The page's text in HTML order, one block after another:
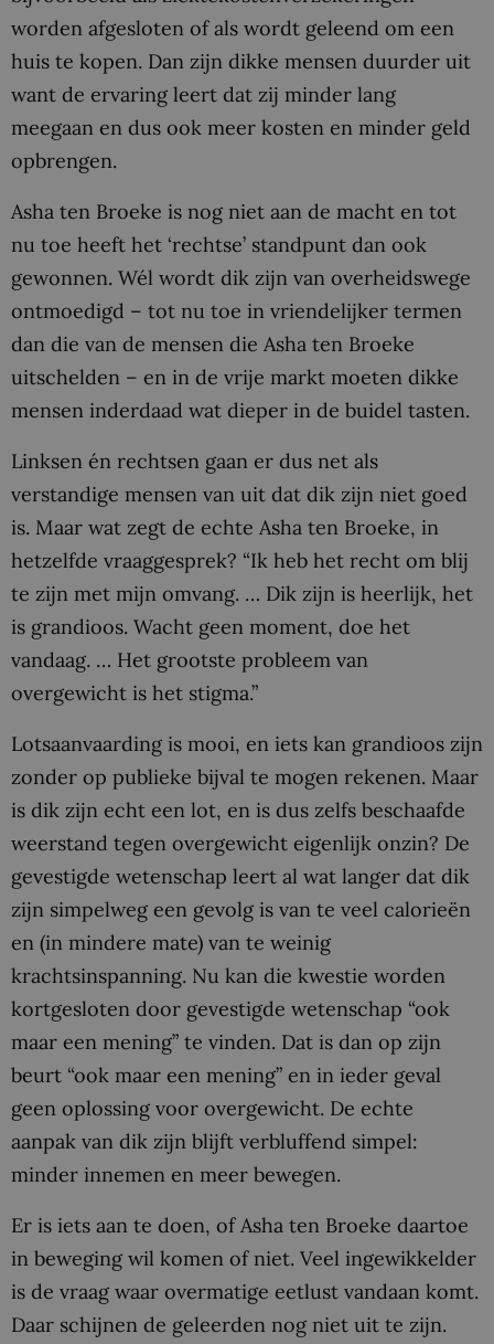
worden afgesloten of als wordt geleend om een
huis te kopen. Dan zijn dikke mensen duurder uit
want de ervaring leert dat zij minder lang
meegaan en dus ook meer kosten en minder geld
opbrengen.
Asha ten Broeke is nog niet aan de macht en tot
nu toe heeft het ‘rechtse’ standpunt dan ook
gewonnen. Wél wordt dik zijn van overheidswege
ontmoedigd – tot nu toe in vriendelijker termen
dan die van de mensen die Asha ten Broeke
uitschelden – en in de vrije markt moeten dikke
mensen inderdaad wat dieper in de buidel tasten.
Linksen én rechtsen gaan er dus net als
verstandige mensen van uit dat dik zijn niet goed
is. Maar wat zegt de echte Asha ten Broeke, in
hetzelfde vraaggesprek? “Ik heb het recht om blij
te zijn met mijn omvang. … Dik zijn is heerlijk, het
is grandioos. Wacht geen moment, doe het
vandaag. … Het grootste probleem van
overgewicht is het stigma.”
Lotsaanvaarding is mooi, en iets kan grandioos zijn
zonder op publieke bijval te mogen rekenen. Maar
is dik zijn echt een lot, en is dus zelfs beschaafde
weerstand tegen overgewicht eigenlijk onzin? De
gevestigde wetenschap leert al wat langer dat dik
zijn simpelweg een gevolg is van te veel calorieën
en (in mindere mate) van te weinig
krachtsinspanning. Nu kan die kwestie worden
kortgesloten door gevestigde wetenschap “ook
maar een mening” te vinden. Dat is dan op zijn
beurt “ook maar een mening” en in ieder geval
geen oplossing voor overgewicht. De echte
aanpak van dik zijn blijft verbluffend simpel:
minder innemen en meer bewegen.
Er is iets aan te doen, of Asha ten Broeke daartoe
in beweging wil komen of niet. Veel ingewikkelder
is de vraag waar overmatige eetlust vandaan komt.
Daar schijnen de geleerden nog niet uit te zijn.